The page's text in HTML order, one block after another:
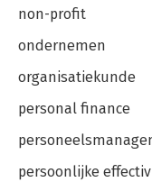
non-profit
ondernemen
organisatiekunde
personal finance
persoonlijke